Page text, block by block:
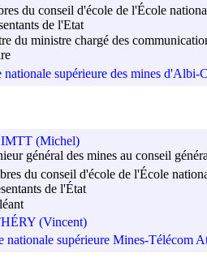
du conseil d'école de l'École
de l'Etat
du ministre chargé des
nationale supérieure des mines
(Michel)
général des mines au conseil
du conseil d'école de l'École
de l'État
(Vincent)
nationale supérieure Mines-Télécom